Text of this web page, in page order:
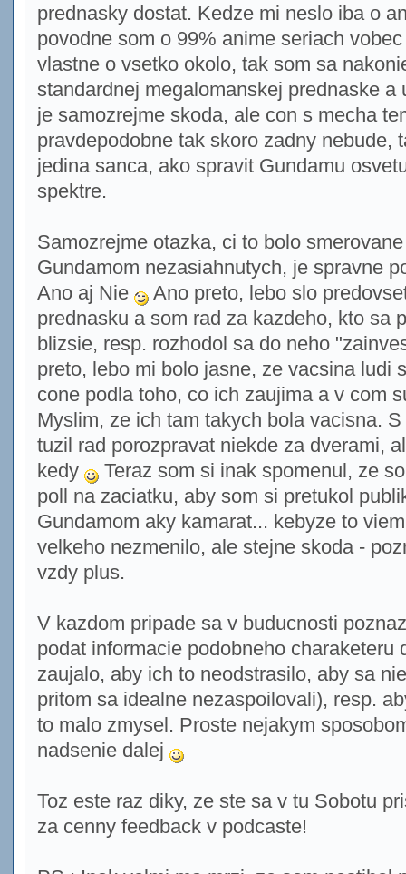
prednasky dostat. Kedze mi neslo iba o
povodne som o 99% anime seriach
vlastne o vsetko okolo, tak som sa
standardnej megalomanskej prednaske a
je samozrejme skoda, ale con s mecha
pravdepodobne tak skoro zadny nebude,
jedina sanca, ako spravit Gundamu
spektre.
Samozrejme otazka, ci to bolo
Gundamom nezasiahnutych, je spravne
Ano aj Nie
Ano preto, lebo slo
prednasku a som rad za kazdeho, kto sa
blizsie, resp. rozhodol sa do neho
preto, lebo mi bolo jasne, ze vacsina ludi
cone podla toho, co ich zaujima a v com
Myslim, ze ich tam takych bola vacisna.
tuzil rad porozpravat niekde za dverami,
kedy
Teraz som si inak spomenul, ze
poll na zaciatku, aby som si pretukol
Gundamom aky kamarat... kebyze to
velkeho nezmenilo, ale stejne skoda -
vzdy plus.
V kazdom pripade sa v buducnosti
podat informacie podobneho charaketeru
zaujalo, aby ich to neodstrasilo, aby sa
pritom sa idealne nezaspoilovali), resp.
to malo zmysel. Proste nejakym
nadsenie dalej
Toz este raz diky, ze ste sa v tu Sobotu
za cenny feedback v podcaste!